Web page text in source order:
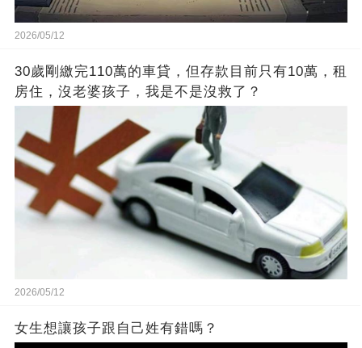
2026/05/12
30歲剛繳完110萬的車貸，但存款目前只有10萬，租
房住，沒老婆孩子，我是不是沒救了？
2026/05/12
女生想讓孩子跟自己姓有錯嗎？